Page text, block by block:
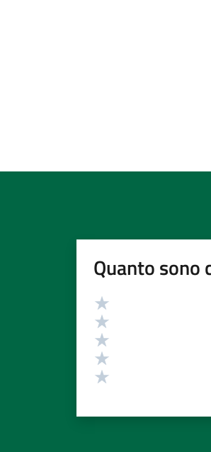
Quanto sono
Valutazione